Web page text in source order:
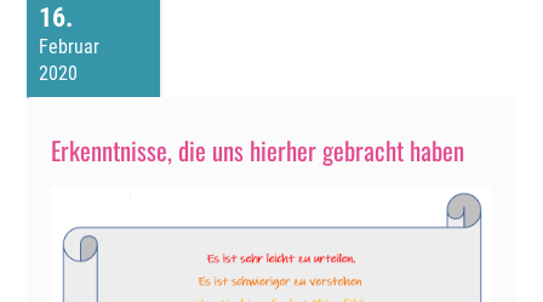
16
Februar
2020
Erkenntnisse, die uns hierher gebracht haben